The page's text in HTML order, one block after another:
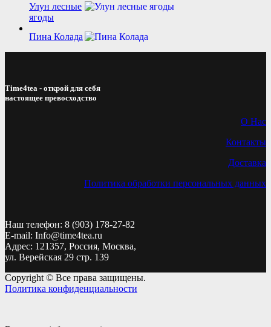
Улун лесные
ягоды
Пина Колада
Time4tea - открой для себя
настоящее превосходство
О Нас
Контакты
Доставка
Политика обработки персональных данных
Наш телефон: 8 (903) 178-27-82
E-mail: Info@time4tea.ru
Адрес: 121357, Россия, Москва,
ул. Верейская 29 стр. 139
Copyright © Все права защищены.
Политика конфиденциальности